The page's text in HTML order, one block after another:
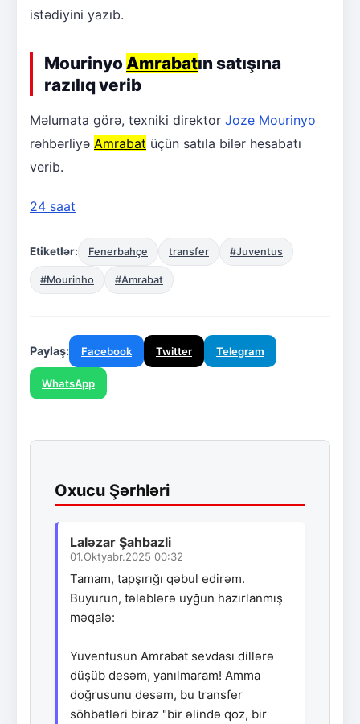
istədiyini yazıb.
Mourinyo Amrabatın satışına
razılıq verib
Məlumata görə, texniki direktor Joze Mourinyo
rəhbərliyə Amrabat üçün satıla bilər hesabatı
verib.
24 saat
Etiketlər: Fenerbahçe transfer #Juventus
#Mourinho #Amrabat
Paylaş: Facebook Twitter Telegram
WhatsApp
Oxucu Şərhləri
Laləzar Şahbazli
01.Oktyabr.2025 00:32
Tamam, tapşırığı qəbul edirəm.
Buyurun, tələblərə uyğun hazırlanmış
məqalə:
Yuventusun Amrabat sevdası dillərə
düşüb desəm, yanılmaram! Amma
doğrusunu desəm, bu transfer
söhbətləri biraz "bir əlində qoz, bir